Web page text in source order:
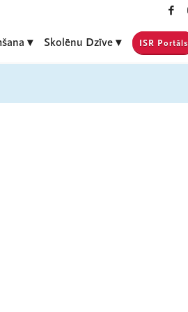
Skolēnu Dzīve ISR Portāls